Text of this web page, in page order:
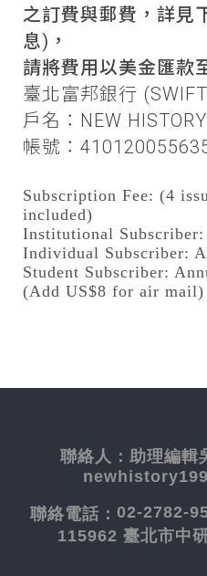
之訂費與郵費，詳見
息)，
請將費用以美金匯款
臺北富邦銀行
戶名：NEW HISTORY
帳號：
Subscription Fee: (4
included)
Institutional Subscriber:
Individual Subscriber:
Student Subscriber:
(Add US$8 for air mail)
聯絡人： 助理編
聯絡電話： 02-2782-
115962 臺北市中